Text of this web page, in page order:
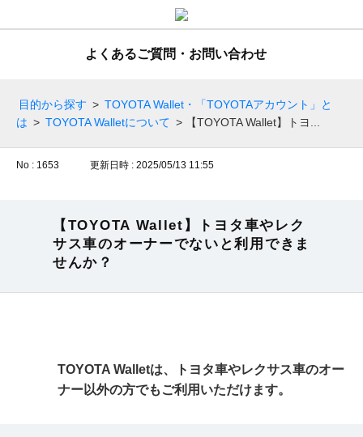
よくあるご質問・お問い合わせ
目的から探す > TOYOTA Wallet・「TOYOTAアカウント」と
は > TOYOTA Walletについて > 【TOYOTA Wallet】トヨ...
No : 1653 更新日時 : 2025/05/13 11:55
【TOYOTA Wallet】トヨタ車やレク
サス車のオーナーでないと利用できま
せんか？
TOYOTA Walletは、トヨタ車やレクサス車のオー
ナー以外の方でもご利用いただけます。